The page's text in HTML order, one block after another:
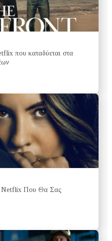
που καταδύεται στα
Netflix Που Θα Σας